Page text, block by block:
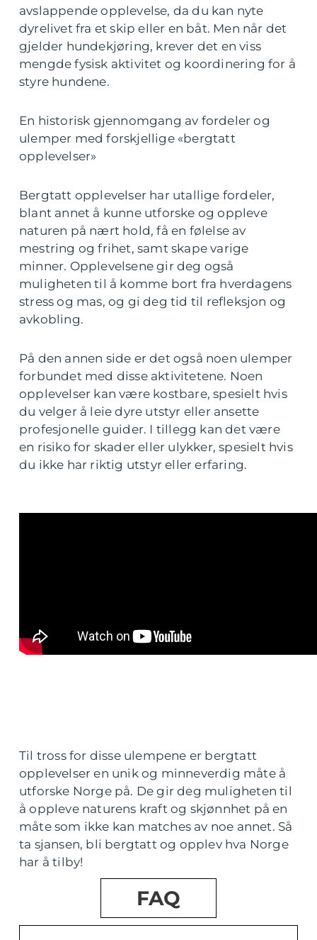
avslappende opplevelse, da du kan nyte
dyrelivet fra et skip eller en båt. Men når det
gjelder hundekjøring, krever det en viss
mengde fysisk aktivitet og koordinering for å
styre hundene.
En historisk gjennomgang av fordeler og
ulemper med forskjellige «bergtatt
opplevelser»
Bergtatt opplevelser har utallige fordeler,
blant annet å kunne utforske og oppleve
naturen på nært hold, få en følelse av
mestring og frihet, samt skape varige
minner. Opplevelsene gir deg også
muligheten til å komme bort fra hverdagens
stress og mas, og gi deg tid til refleksjon og
avkobling.
På den annen side er det også noen ulemper
forbundet med disse aktivitetene. Noen
opplevelser kan være kostbare, spesielt hvis
du velger å leie dyre utstyr eller ansette
profesjonelle guider. I tillegg kan det være
en risiko for skader eller ulykker, spesielt hvis
du ikke har riktig utstyr eller erfaring.
Til tross for disse ulempene er bergtatt
opplevelser en unik og minneverdig måte å
utforske Norge på. De gir deg muligheten til
å oppleve naturens kraft og skjønnhet på en
måte som ikke kan matches av noe annet. Så
ta sjansen, bli bergtatt og opplev hva Norge
har å tilby!
FAQ